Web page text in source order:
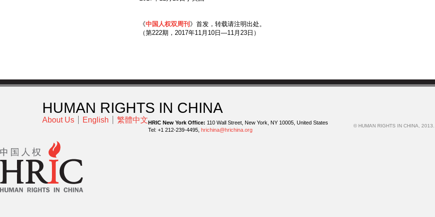
《中国人权双周刊 》首发，转载请注明出处。
（第222期，2017年11月10日—11月23日）
HUMAN RIGHTS IN CHINA
About Us English 繁體中文HRIC New York Office: 110 Wall Street, New York, NY 10005, United States
Tel: +1 212-239-4495, hrichina@hrichina.org
© HUMAN RIGHTS IN CHINA, 2013.